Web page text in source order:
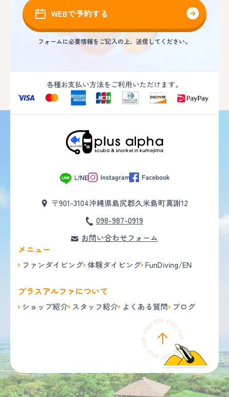
WEBで予約する
フォームに必要情報をご記入の上、送信してください。
各種お支払い方法をご利用いただけます。
〒901-3104沖縄県島尻郡久米島町真謝12
098-987-0919
お問い合わせフォーム
メニュー
ファンダイビング 体験ダイビング FunDiving/EN
プラスアルファについて
ショップ紹介 スタッフ紹介 よくある質問 ブログ